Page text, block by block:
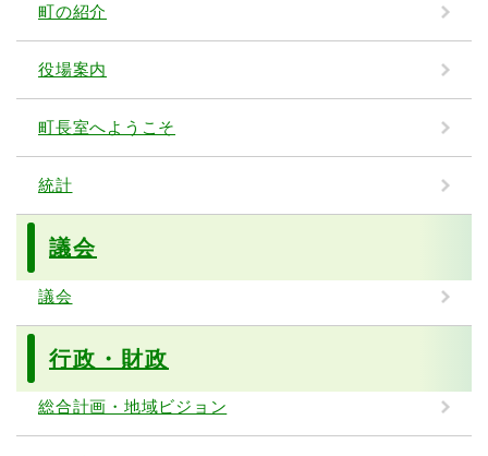
町の紹介
役場案内
町長室へようこそ
統計
議会
議会
行政・財政
総合計画・地域ビジョン